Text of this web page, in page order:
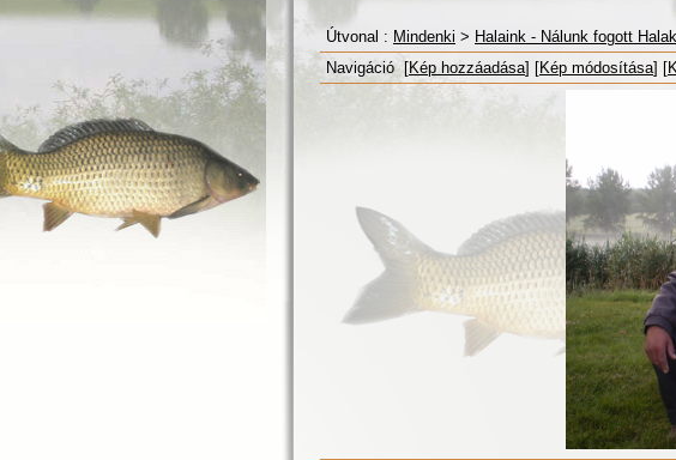
Útvonal : Mindenki > Halaink - Nálunk fogott Halak
Navigáció [Kép hozzáadása] [Kép módosítása] [